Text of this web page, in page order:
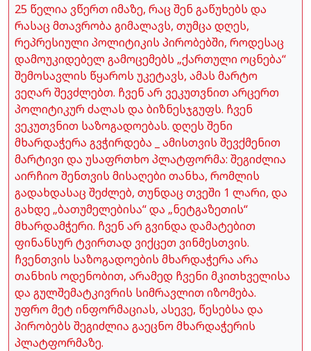
25 წელია ვწერთ იმაზე, რაც შენ გაწუხებს და
რასაც მთავრობა გიმალავს, თუმცა დღეს,
რეპრესიული პოლიტიკის პირობებში, როდესაც
დამოუკიდებელ გამოცემებს „ქართული ოცნება“
შემოსავლის წყაროს უკეტავს, ამას მარტო
ვეღარ შევძლებთ. ჩვენ არ ვეკუთვნით არცერთ
პოლიტიკურ ძალას და ბიზნესჯგუფს. ჩვენ
ვეკუთვნით საზოგადოებას. დღეს შენი
მხარდაჭერა გვჭირდება _ ამისთვის შევქმენით
მარტივი და უსაფრთხო პლატფორმა: შეგიძლია
აირჩიო შენთვის მისაღები თანხა, რომლის
გადახდასაც შეძლებ, თუნდაც თვეში 1 ლარი, და
გახდე „ბათუმელებისა“ და „ნეტგაზეთის“
მხარდამჭერი. ჩვენ არ გვინდა დამატებით
ფინანსურ ტვირთად ვიქცეთ ვინმესთვის.
ჩვენთვის საზოგადოების მხარდაჭერა არა
თანხის ოდენობით, არამედ ჩვენი მკითხველისა
და გულშემატკივრის სიმრავლით იზომება.
უფრო მეტ ინფორმაციას, ასევე, წესებსა და
პირობებს შეგიძლია გაეცნო მხარდაჭერის
პლატფორმაზე.